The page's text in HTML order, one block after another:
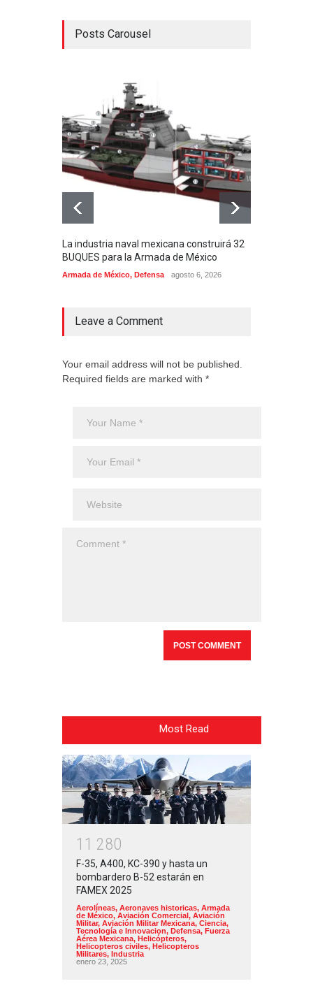
Posts Carousel
La industria naval mexicana construirá 32
BUQUES para la Armada de México
Armada de México, Defensa agosto 6, 2026
Leave a Comment
Your email address will not be published.
Required fields are marked with *
Most Read
1 1 280
F-35, A400, KC-390 y hasta un
bombardero B-52 estarán en
FAMEX 2025
Aerolíneas, Aeronaves historicas, Armada
de México, Aviación Comercial, Aviación
Militar, Aviación Militar Mexicana, Ciencia,
Tecnología e Innovacion, Defensa, Fuerza
Aérea Mexicana, Helicópteros,
Helicopteros civiles, Helicopteros
Militares, Industria
enero 23, 2025